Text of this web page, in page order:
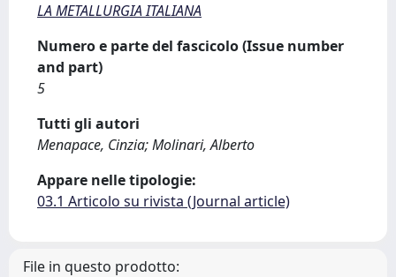
LA METALLURGIA ITALIANA
Numero e parte del fascicolo (Issue number
and part)
5
Tutti gli autori
Menapace, Cinzia; Molinari, Alberto
Appare nelle tipologie:
03.1 Articolo su rivista (Journal article)
File in questo prodotto: